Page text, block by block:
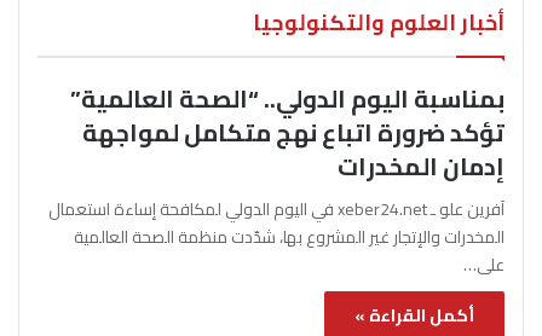
أخبار العلوم والتكنولوجيا
بمناسبة اليوم الدولي.. “الصحة العالمية”
تؤكد ضرورة اتباع نهج متكامل لمواجهة
إدمان المخدرات
آفرين علو ـ xeber24.net في اليوم الدولي لمكافحة إساءة استعمال
المخدرات والإتجار غير المشروع بها، شدّدت منظمة الصحة العالمية
على…
أكمل القراءة »